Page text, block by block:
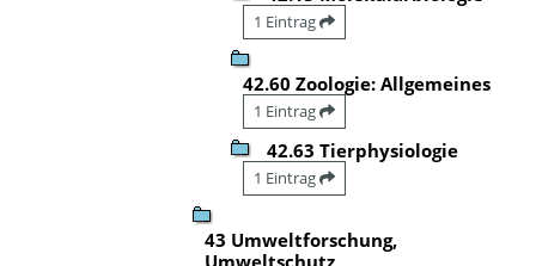
1 Eintrag
42.60 Zoologie: Allgemeines
1 Eintrag
42.63 Tierphysiologie
1 Eintrag
43 Umweltforschung,
Umweltschutz